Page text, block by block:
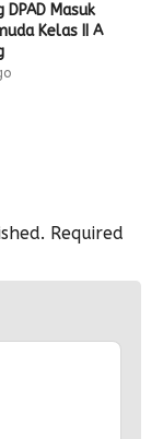
DPAD Masuk
Kelas II A
Required